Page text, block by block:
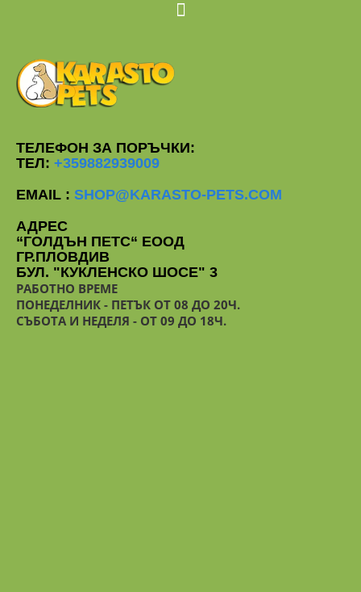
ТЕЛЕФОН ЗА ПОРЪЧКИ:
ТЕЛ: +359882939009
EMAIL : SHOP@KARASTO-PETS.COM
АДРЕС
“ГОЛДЪН ПЕТС“ ЕООД
ГР.ПЛОВДИВ
БУЛ. "КУКЛЕНСКО ШОСЕ" 3
РАБОТНО ВРЕМЕ
ПОНЕДЕЛНИК - ПЕТЪК ОТ 08 ДО 20Ч.
СЪБОТА И НЕДЕЛЯ - ОТ 09 ДО 18Ч.